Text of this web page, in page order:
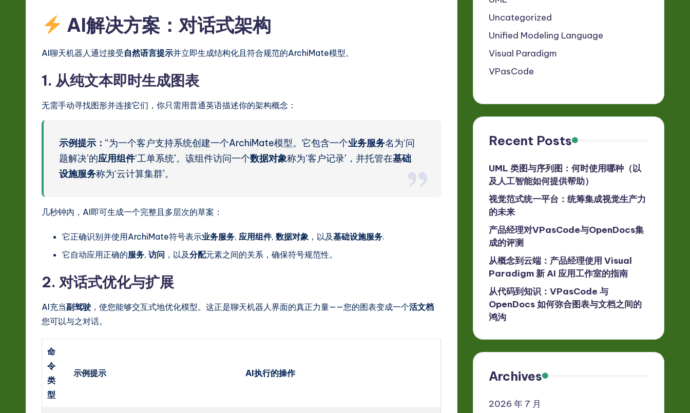
in
A
ft
In
AI解决方案：对话式架构
AI聊天机器人通过接受自然语言提示并立即生成结构化且符合规范的ArchiMate模型。
1. 从纯文本即时生成图表
无需手动寻找图形并连接它们，你只需用普通英语描述你的架构概念：
示例提示： “为一个客户支持系统创建一个ArchiMate模型。它包含一个业务服务名为‘问
题解决’的应用组件‘工单系统’。该组件访问一个数据对象称为‘客户记录’，并托管在基础
设施服务称为‘云计算集群’。
几秒钟内，AI即可生成一个完整且多层次的草案：
它正确识别并使用ArchiMate符号表示业务服务, 应用组件, 数据对象 ，以及基础设施服务.
它自动应用正确的服务, 访问 ，以及分配元素之间的关系，确保符号规范性。
2. 对话式优化与扩展
AI充当副驾驶 ，使您能够交互式地优化模型。这正是聊天机器人界面的真正力量——您的图表变成一个活文档
您可以与之对话。
命
令
类
型
示例提示 AI执行的操作
Uncategorized
Unified Modeling Language
Visual Paradigm
VPasCode
Recent Posts
UML 类图与序列图：何时使用哪种（以
及人工智能如何提供帮助）
视觉范式统一平台：统筹集成视觉生产力
的未来
产品经理对VPasCode与OpenDocs集
成的评测
从概念到云端：产品经理使用 Visual
Paradigm 新 AI 应用工作室的指南
从代码到知识：VPasCode 与
OpenDocs 如何弥合图表与文档之间的
鸿沟
Archives
2026 年 7 月